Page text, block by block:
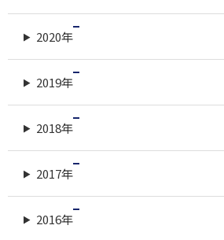
2020年
2019年
2018年
2017年
2016年